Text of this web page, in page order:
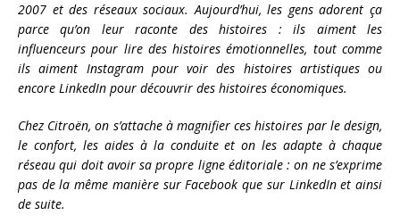
2007 et des réseaux sociaux. Aujourd’hui, les gens adorent ça
parce qu’on leur raconte des histoires : ils aiment les
influenceurs pour lire des histoires émotionnelles, tout comme
ils aiment Instagram pour voir des histoires artistiques ou
encore LinkedIn pour découvrir des histoires économiques.
Chez Citroën, on s’attache à magnifier ces histoires par le design,
le confort, les aides à la conduite et on les adapte à chaque
réseau qui doit avoir sa propre ligne éditoriale : on ne s’exprime
pas de la même manière sur Facebook que sur LinkedIn et ainsi
de suite.